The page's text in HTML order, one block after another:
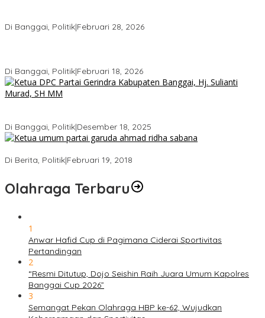
Di Banggai, Politik|Februari 28, 2026
Di Banggai, Politik|Februari 18, 2026
Di Banggai, Politik|Desember 18, 2025
Di Berita, Politik|Februari 19, 2018
Olahraga Terbaru
1
Anwar Hafid Cup di Pagimana Ciderai Sportivitas
Pertandingan
2
“Resmi Ditutup, Dojo Seishin Raih Juara Umum Kapolres
Banggai Cup 2026”
3
Semangat Pekan Olahraga HBP ke-62, Wujudkan